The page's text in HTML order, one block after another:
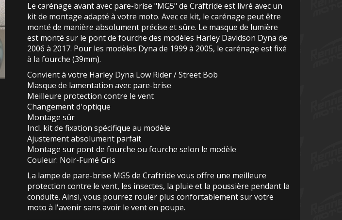
Le carénage avant avec pare-brise "MG5" de Craftride est livré avec un
kit de montage adapté à votre moto. Avec ce kit, le carénage peut être
monté de manière absolument précise et sûre. Le masque de lumière
est monté sur le pont de fourche des modèles Harley Davidson Dyna de
2006 à 2017. Pour les modèles Dyna de 1999 à 2005, le carénage est fixé
à la fourche (39mm).
Convient à votre Harley Dyna Low Rider / Street Bob
Masque de lamentation avec pare-brise
Meilleure protection contre le vent
Changement d'optique
Montage sûr
Incl. kit de fixation spécifique au modèle
Ajustement absolument parfait
Montage sur pont de fourche ou fourche selon le modèle
Couleur: Noir-Fumé Gris
La lampe de pare-brise MG5 de Craftride vous offre une meilleure
protection contre le vent, les insectes, la pluie et la poussière pendant la
conduite. Ainsi, vous pourrez rouler plus confortablement sur votre
moto à l'avenir sans avoir le vent en poupe.